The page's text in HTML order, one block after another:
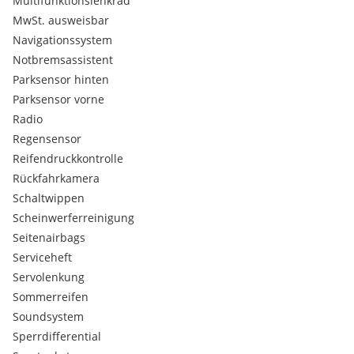
MwSt. ausweisbar
Navigationssystem
Notbremsassistent
Parksensor hinten
Parksensor vorne
Radio
Regensensor
Reifendruckkontrolle
Rückfahrkamera
Schaltwippen
Scheinwerferreinigung
Seitenairbags
Serviceheft
Servolenkung
Sommerreifen
Soundsystem
Sperrdifferential